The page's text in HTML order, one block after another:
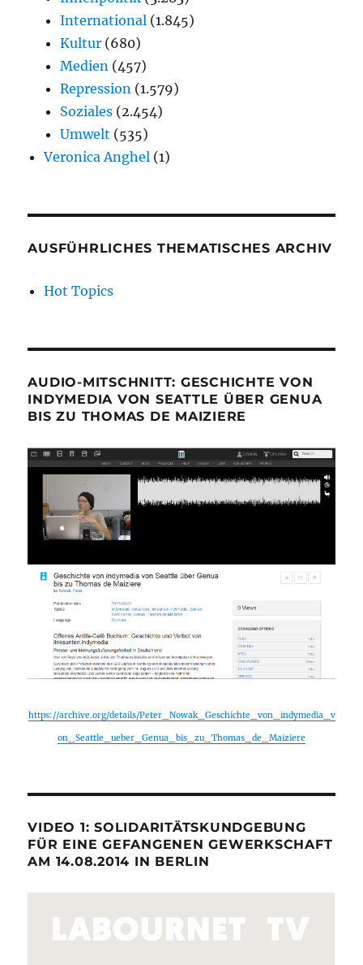
International (1.845)
Kultur (680)
Medien (457)
Repression (1.579)
Soziales (2.454)
Umwelt (535)
Veronica Anghel (1)
AUSFÜHRLICHES THEMATISCHES ARCHIV
Hot Topics
AUDIO-MITSCHNITT: GESCHICHTE VON
INDYMEDIA VON SEATTLE ÜBER GENUA
BIS ZU THOMAS DE MAIZIERE
https://archive.org/details/Peter_Nowak_Geschichte_von_indymedia_v
on_Seattle_ueber_Genua_bis_zu_Thomas_de_Maiziere
VIDEO 1: SOLIDARITÄTSKUNDGEBUNG
FÜR EINE GEFANGENEN GEWERKSCHAFT
AM 14.08.2014 IN BERLIN